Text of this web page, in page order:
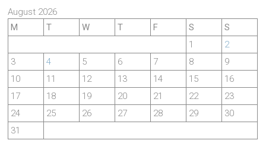
August 2026
M
T W T F S
S
1
2
3
4 5 6 7 8
9
10
11 12 13 14 15
16
17
18 19 20 21 22
23
24
25 26 27 28 29
30
31